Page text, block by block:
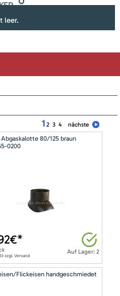
leer.
1 2 3 4 nächste
Abgaskalotte 80/125 braun
0200
Auf Lager: 2
€*
zzgl. Versand
Flickeisen handgeschmiedet